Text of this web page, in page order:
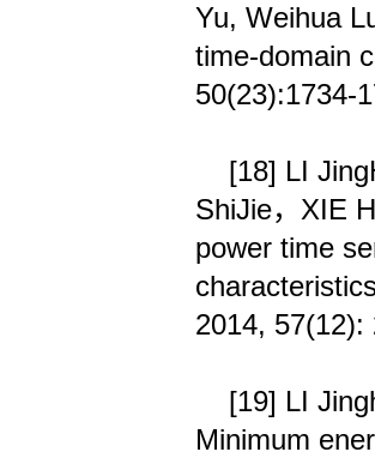
Yu, Weihua
time-domain
50(23):1734-
[18] LI
ShiJie， XIE
power time
2014,
[19] LI
Minimum